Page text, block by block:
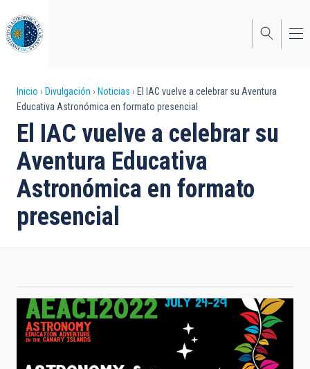
al
contenido
principal
Sobrescribir
enlaces
de
ayuda
a
la
Inicio Divulgación Noticias
El IAC vuelve a celebrar su Aventura
Educativa Astronómica en formato presencial
El IAC vuelve a celebrar su
Aventura Educativa
Astronómica en formato
presencial